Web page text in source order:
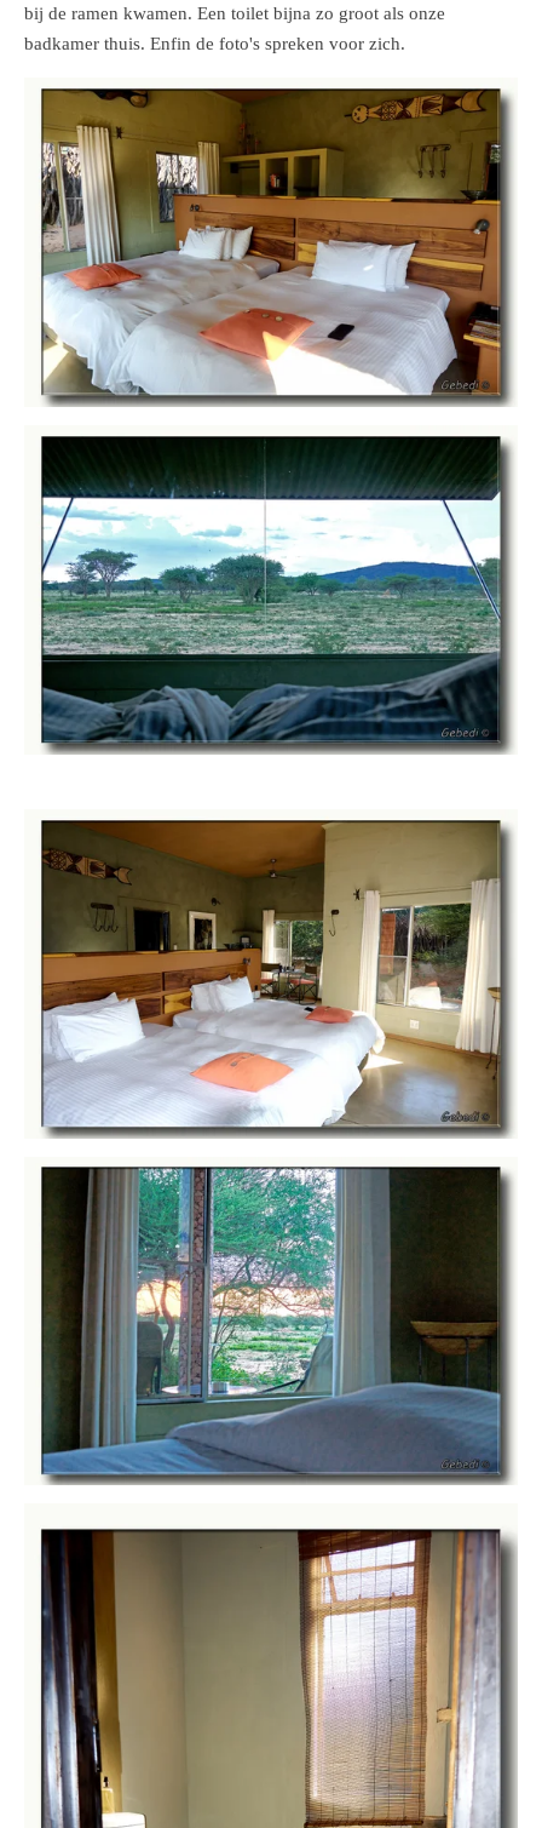
bij de ramen kwamen. Een toilet bijna zo groot als onze
badkamer thuis. Enfin de foto's spreken voor zich.